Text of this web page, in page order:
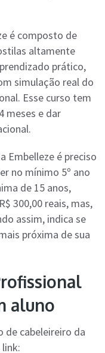
é composto de
altamente
prático,
simulação real do
Esse curso tem
meses e dar
Embelleze é preciso
no mínimo 5º ano
de 15 anos,
300,00 reais, mas,
assim, indica se
próxima de sua
aluno
de cabeleireiro da